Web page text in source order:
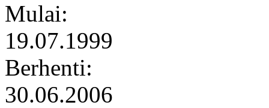
Mulai:
19.07.1999
Berhenti:
30.06.2006